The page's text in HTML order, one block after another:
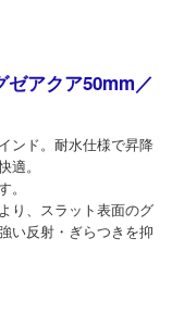
ゼアクア50mm／
ンド。耐水仕様で昇降
。
り、スラット表面のグ
い反射・ぎらつきを抑